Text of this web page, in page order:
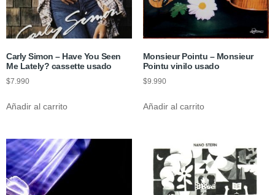
Carly Simon – Have You Seen
Me Lately? cassette usado
$7.990
Añadir al carrito
Monsieur Pointu – Monsieur
Pointu vinilo usado
$9.990
Añadir al carrito